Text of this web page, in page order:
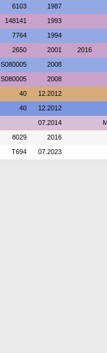
6103 1987
148141 1993
7764 1994
2650 2001 2016
S080005 2008
S080005 2008
40 12.2012
40 12.2012
07.2014
8029 2016
T694 07.2023